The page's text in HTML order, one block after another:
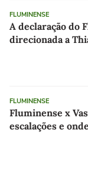
FLUMINENSE
A declaração do
direcionada a
FLUMINENSE
Fluminense x
escalações e